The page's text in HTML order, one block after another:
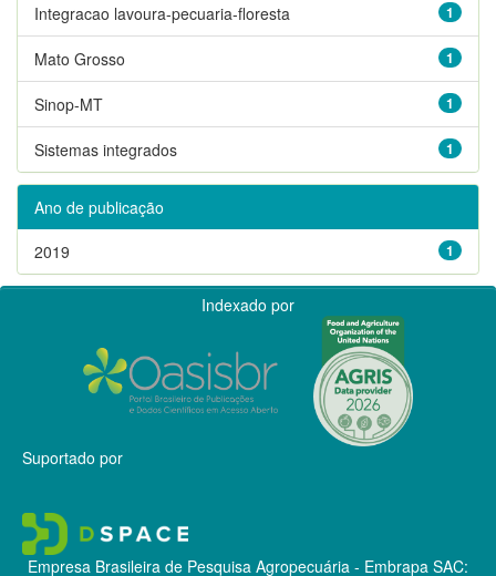
1
Integracao lavoura-pecuaria-floresta
1
Mato Grosso
1
Sinop-MT
1
Sistemas integrados
Ano de publicação
1
2019
Indexado por
Suportado por
Empresa Brasileira de Pesquisa Agropecuária - Embrapa SAC: